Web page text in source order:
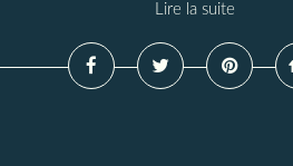
Lire la suite